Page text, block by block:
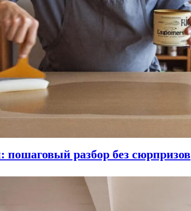
пошаговый разбор без сюрпризов